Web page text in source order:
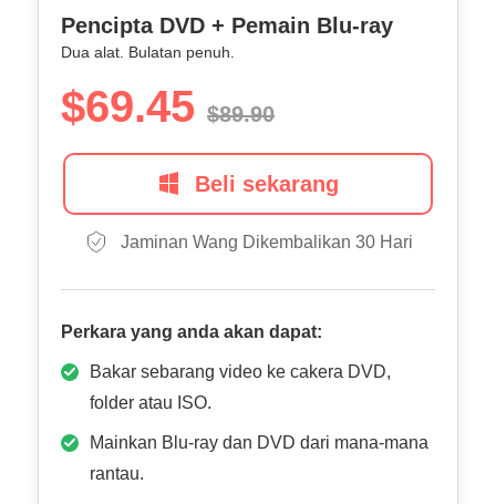
Pencipta DVD + Pemain Blu-ray
Dua alat. Bulatan penuh.
$69.45 $89.90
Beli sekarang
Jaminan Wang Dikembalikan 30 Hari
Perkara yang anda akan dapat:
Bakar sebarang video ke cakera DVD,
folder atau ISO.
Mainkan Blu-ray dan DVD dari mana-mana
rantau.